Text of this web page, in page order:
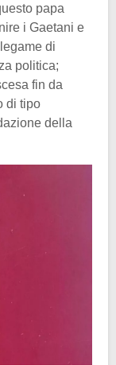
papa
i Gaetani e
di
politica;
fin da
di tipo
della